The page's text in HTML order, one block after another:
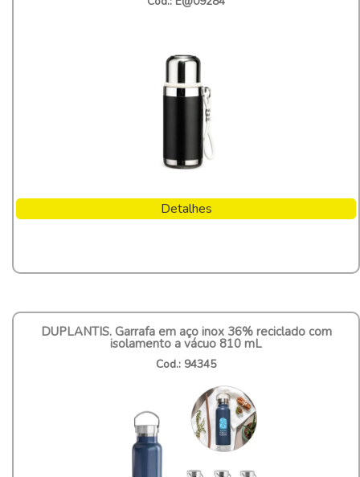
Detalhes
DUPLANTIS. Garrafa em aço inox 36% reciclado com
isolamento a vácuo 810 mL
Cod.: 94345